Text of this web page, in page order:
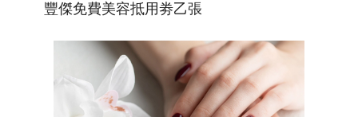
豐傑免費美容抵用劵乙張